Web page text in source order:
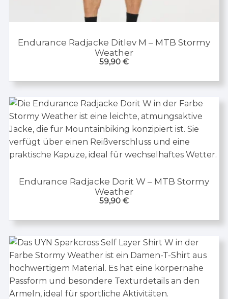
Endurance Radjacke Ditlev M – MTB Stormy
Weather
59,90 €
Endurance Radjacke Dorit W – MTB Stormy
Weather
59,90 €